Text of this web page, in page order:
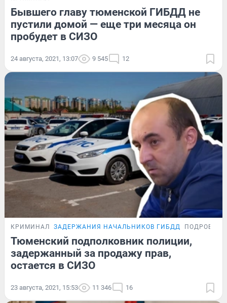
Бывшего главу тюменской ГИБДД не
пустили домой — еще три месяца он
пробудет в СИЗО
24 августа, 2021, 13:07 9 545 12
КРИМИНАЛ ЗАДЕРЖАНИЯ НАЧАЛЬНИКОВ ГИБДД
Тюменский подполковник полиции,
задержанный за продажу прав,
остается в СИЗО
23 августа, 2021, 15:53 11 346 16